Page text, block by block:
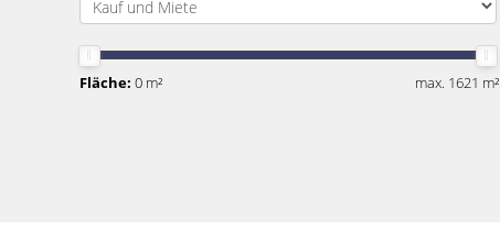
Fläche: 0 m² max. 1621 m²